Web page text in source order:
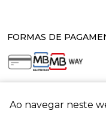
Ao navegar neste
FORMAS DE